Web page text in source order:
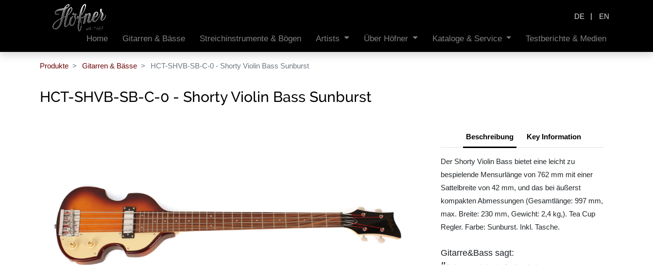
DE | EN
Home Gitarren & Bässe Streichinstrumente & Bögen Artists Über Höfner Kataloge & Service Testberichte & Medien
Produkte Gitarren & Bässe HCT-SHVB-SB-C-0 - Shorty Violin Bass Sunburst
HCT-SHVB-SB-C-0 - Shorty Violin Bass Sunburst
Beschreibung Key Information
Der Shorty Violin Bass bietet eine leicht zu
bespielende Mensurlänge von 762 mm mit einer
Sattelbreite von 42 mm, und das bei äußerst
kompakten Abmessungen (Gesamtlänge: 997 mm,
max. Breite: 230 mm, Gewicht: 2,4 kg,). Tea Cup
Regler. Farbe: Sunburst. Inkl. Tasche.
Gitarre&Bass sagt: